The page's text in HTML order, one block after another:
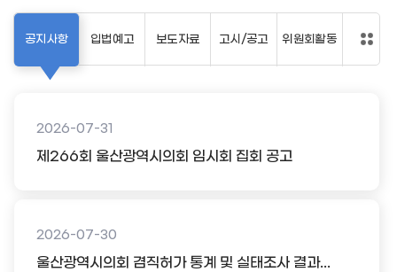
공지사항
2026-07-31
제266회 울산광역시의회 임시회 집회 공고
2026-07-30
울산광역시의회 겸직허가 통계 및 실태조사 결과...
입법예고 보도자료 고시/공고 위원회활동